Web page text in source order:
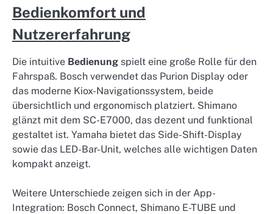
Bedienkomfort und
Nutzererfahrung
Die intuitive Bedienung spielt eine große Rolle für den
Fahrspaß. Bosch verwendet das Purion Display oder
das moderne Kiox-Navigationssystem, beide
übersichtlich und ergonomisch platziert. Shimano
glänzt mit dem SC-E7000, das dezent und funktional
gestaltet ist. Yamaha bietet das Side-Shift-Display
sowie das LED-Bar-Unit, welches alle wichtigen Daten
kompakt anzeigt.
Weitere Unterschiede zeigen sich in der App-
Integration: Bosch Connect, Shimano E-TUBE und